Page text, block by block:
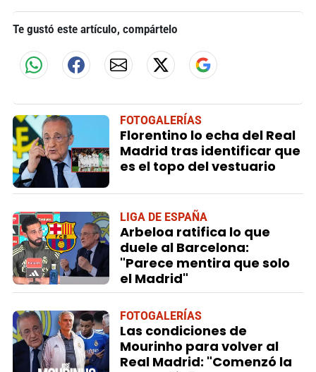
Te gustó este artículo, compártelo
FOTOGALERÍAS
Florentino lo echa del Real
Madrid tras identificar que
es el topo del vestuario
LIGA DE ESPAÑA
Arbeloa ratifica lo que
duele al Barcelona:
"Parece mentira que solo
el Madrid"
FOTOGALERÍAS
Las condiciones de
Mourinho para volver al
Real Madrid: "Comenzó la